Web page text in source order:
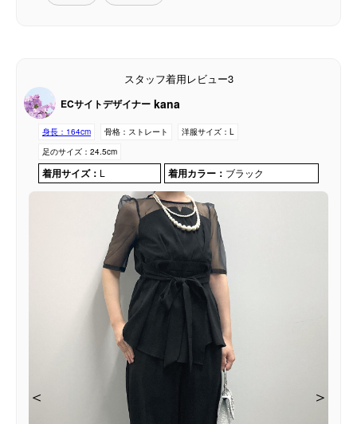
スタッフ着用レビュー3
ECサイトデザイナー kana
身長： 164cm 骨格： ストレート 洋服サイズ： L
足のサイズ： 24.5cm
着用サイズ： L 着用カラー： ブラック
＜ ＞
＜ ＞
＜ ＞
＜ ＞
＜ ＞